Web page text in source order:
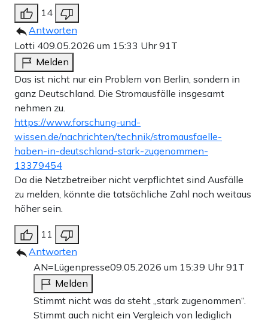
14
Antworten
Lotti 409.05.2026 um 15:33 Uhr91T
Melden
Das ist nicht nur ein Problem von Berlin, sondern in
ganz Deutschland. Die Stromausfälle insgesamt
nehmen zu.
https://www.forschung-und-
wissen.de/nachrichten/technik/stromausfaelle-
haben-in-deutschland-stark-zugenommen-
13379454
Da die Netzbetreiber nicht verpflichtet sind Ausfälle
zu melden, könnte die tatsächliche Zahl noch weitaus
höher sein.
11
Antworten
AN=Lügenpresse09.05.2026 um 15:39 Uhr91T
Melden
Stimmt nicht was da steht „stark zugenommen“.
Stimmt auch nicht ein Vergleich von lediglich